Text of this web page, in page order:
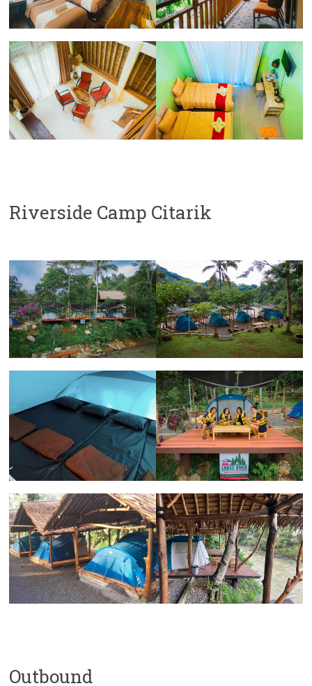
Riverside Camp Citarik
Outbound